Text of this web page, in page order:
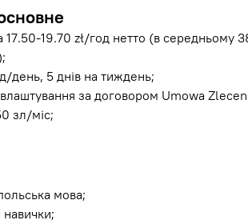
17.50-19.70 zł/год нетто (в середньому
день, 5 днів на тиждень;
за договором Umowa
зл/міс;
мова;
навички;